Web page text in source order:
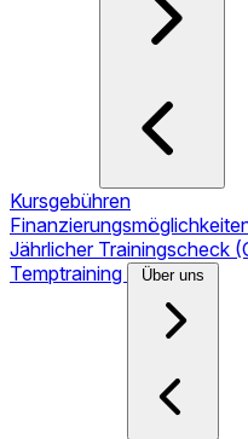
Kursgebühren
Jährlicher Trainingscheck
Temptraining
Über uns